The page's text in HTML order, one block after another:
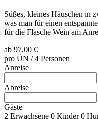
Süßes, kleines Häuschen in
was man für einen
für die Flasche Wein am
ab 97,00 €
pro ÜN / 4 Personen
Anreise
Abreise
Gäste
2 Erwachsene 0 Kinder 0